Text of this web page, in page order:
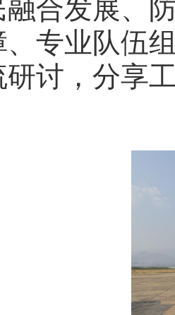
合发展、
专业队伍
讨，分享